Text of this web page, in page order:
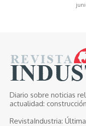
Diario sobre noticias
actualidad:
RevistaIndustria: